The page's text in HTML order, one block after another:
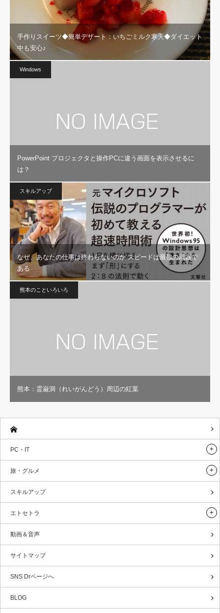
手作りスイーツ◆簡単デザート：いちごミルク寒天◆ダイエット
中も安心♪
Windows
PowerPoint プロジェクタと操作PCに違う画面を表示させるに
は？
スキルアップ
なぜ、あなたの仕事は終わらないのか スピードは最強の武器で
ある
熊本のこといろいろ
熊本：霊巌洞（れいがんどう）周辺の紅葉
PC・IT
旅・グルメ
スキルアップ
エトセトラ
動画＆音声
サイトマップ
SNS Drページへ
BLOG